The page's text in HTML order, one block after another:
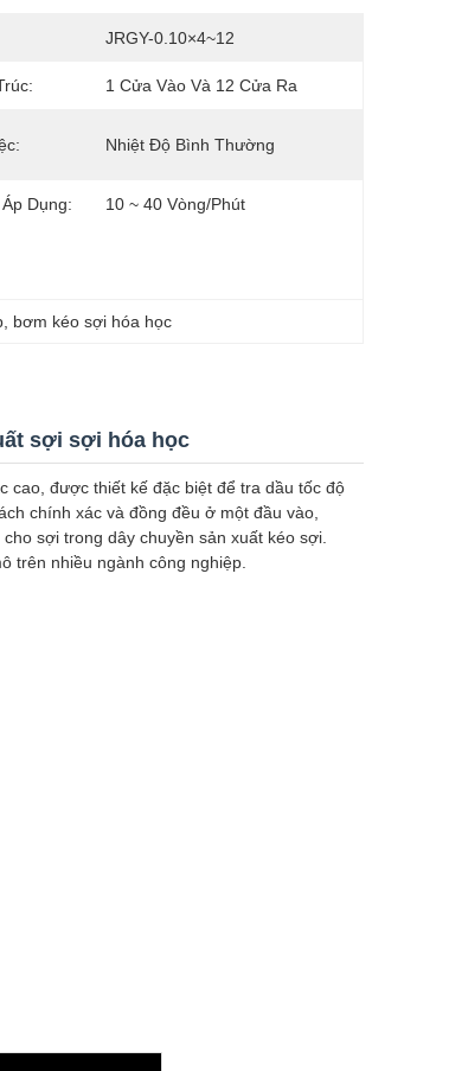
JRGY-0.10×4~12
1 Cửa Vào Và 12 Cửa Ra
Nhiệt Độ Bình Thường
Dụng: 10 ~ 40 Vòng/phút
bơm kéo sợi hóa học
sợi sợi hóa học
cao, được thiết kế đặc biệt để tra dầu tốc độ
chính xác và đồng đều ở một đầu vào,
sợi trong dây chuyền sản xuất kéo sợi.
trên nhiều ngành công nghiệp.